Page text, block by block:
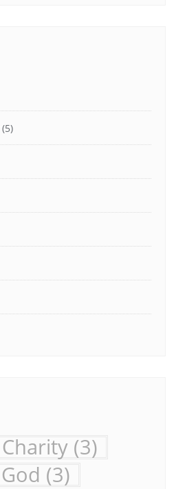
(5)
Charity (3)
God (3)